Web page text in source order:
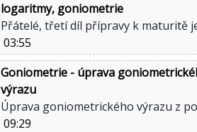
logaritmy, goniometrie
Přátelé, třetí díl přípravy k maturitě
03:55
Goniometrie - úprava
výrazu
Úprava goniometrického výrazu z
09:29